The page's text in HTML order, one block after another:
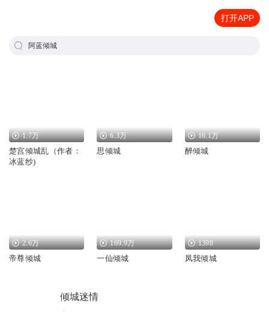
打开APP
阿蓝倾城
1.7万
楚宫倾城乱（作者：
冰蓝纱)
6.3万
思倾城
16.1万
醉倾城
2.6万
帝尊倾城
169.9万
一仙倾城
1398
凤我倾城
倾城迷情